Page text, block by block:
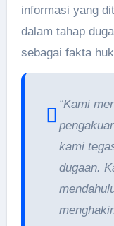
informasi yang
dalam tahap
sebagai fakta
“Kami
kami
dugaan.